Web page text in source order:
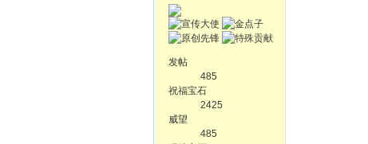
发帖
485
祝福宝石
2425
威望
485